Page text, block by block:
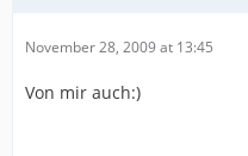
November 28, 2009 at 13:45
Von mir auch:)